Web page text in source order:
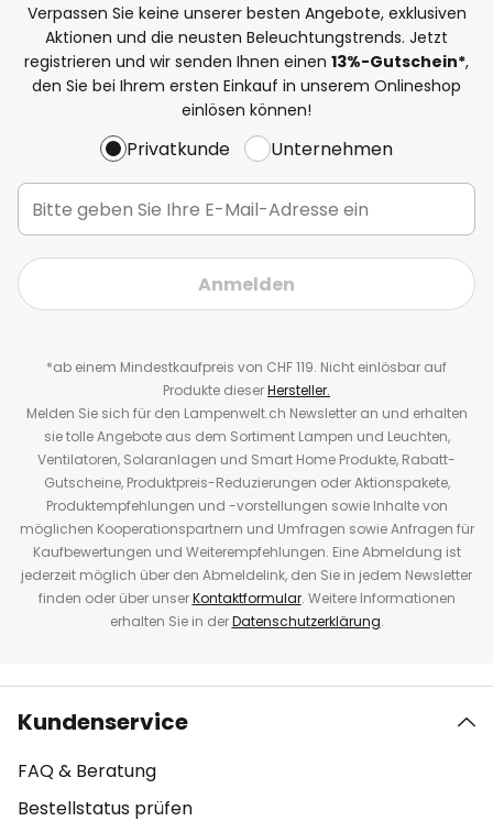
Verpassen Sie keine unserer besten Angebote, exklusiven
Aktionen und die neusten Beleuchtungstrends. Jetzt
registrieren und wir senden Ihnen einen 13%-Gutschein*,
den Sie bei Ihrem ersten Einkauf in unserem Onlineshop
einlösen können!
Privatkunde Unternehmen
Anmelden
*ab einem Mindestkaufpreis von CHF 119. Nicht einlösbar auf
Produkte dieserHersteller.
Melden Sie sich für den Lampenwelt.ch Newsletter an und erhalten
sie tolle Angebote aus dem Sortiment Lampen und Leuchten,
Ventilatoren, Solaranlagen und Smart Home Produkte, Rabatt-
Gutscheine, Produktpreis-Reduzierungen oder Aktionspakete,
Produktempfehlungen und -vorstellungen sowie Inhalte von
möglichen Kooperationspartnern und Umfragen sowie Anfragen für
Kaufbewertungen und Weiterempfehlungen. Eine Abmeldung ist
jederzeit möglich über den Abmeldelink, den Sie in jedem Newsletter
finden oder über unserKontaktformular. Weitere Informationen
erhalten Sie in derDatenschutzerklärung.
Kundenservice
FAQ & Beratung
Bestellstatus prüfen